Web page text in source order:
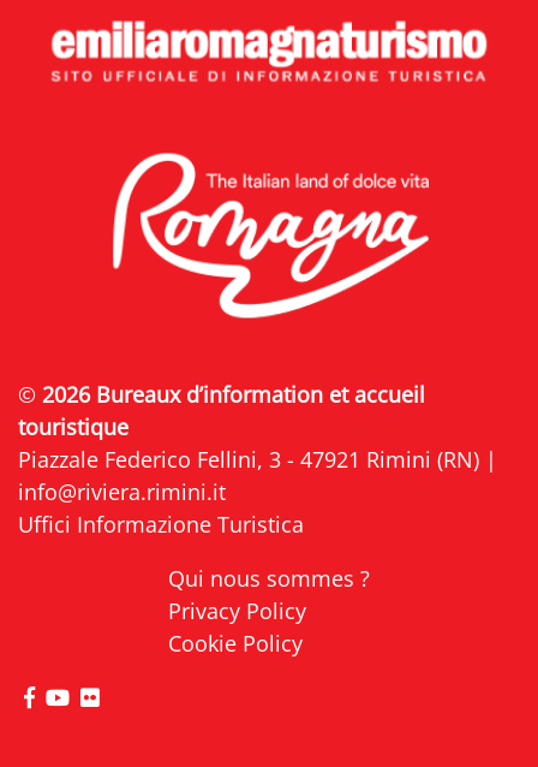
© 2026 Bureaux d’information et accueil
touristique
Piazzale Federico Fellini, 3 - 47921 Rimini (RN) |
info@riviera.rimini.it
Uffici Informazione Turistica
Qui nous sommes ?
Privacy Policy
Cookie Policy
Visitez la page Facebook de Riviera di Rimini
Visitez la page YouTube de Riviera di Rimini
Visitez la page Flickr de Riviera di Rimini